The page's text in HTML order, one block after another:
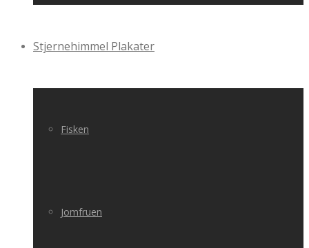
Stjernehimmel Plakater
Fisken
Jomfruen